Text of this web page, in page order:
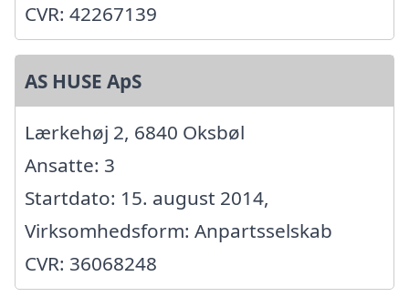
CVR: 42267139
AS HUSE ApS
Lærkehøj 2, 6840 Oksbøl
Ansatte: 3
Startdato: 15. august 2014,
Virksomhedsform: Anpartsselskab
CVR: 36068248